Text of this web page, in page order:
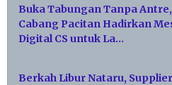
Buka Tabungan Tanpa
Cabang Pacitan Hadirkan
Digital CS untuk La…
Berkah Libur Nataru,